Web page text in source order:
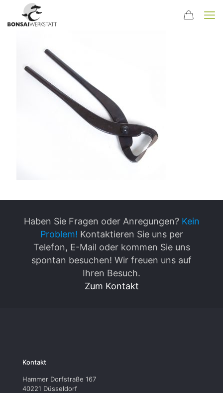
Haben Sie Fragen oder Anregungen? Kein
Problem! Kontaktieren Sie uns per
Telefon, E-Mail oder kommen Sie uns
spontan besuchen! Wir freuen uns auf
Ihren Besuch.
Zum Kontakt
Kontakt
Hammer Dorfstraße 167
40221 Düsseldorf